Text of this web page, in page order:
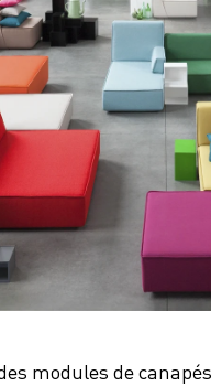
modules de canapés